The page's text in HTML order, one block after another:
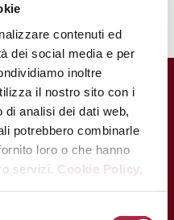
contenuti ed
dei social media e per
inoltre
il nostro sito con i
analisi dei dati web,
potrebbero combinarle
loro o che hanno
servizi. Cookie Policy.
Modena